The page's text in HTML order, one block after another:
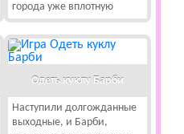
города уже вплотную
Одеть куклу Барби
Наступили долгожданные
выходные, и Барби,